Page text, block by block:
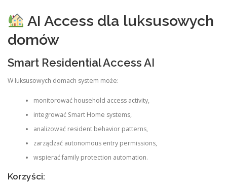
AI Access dla luksusowych
domów
Smart Residential Access AI
W luksusowych domach system może:
monitorować household access activity,
integrować Smart Home systems,
analizować resident behavior patterns,
zarządzać autonomous entry permissions,
wspierać family protection automation.
Korzyści: